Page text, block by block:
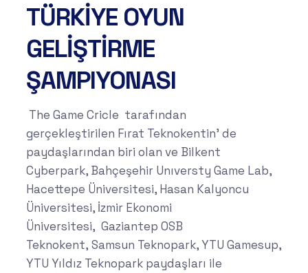
TÜRKİYE OYUN
GELİŞTİRME
ŞAMPIYONASI
The Game Cricle tarafından
gerçekleştirilen Fırat Teknokentin' de
paydaşlarından biri olan ve Bilkent
Cyberpark, Bahçeşehir Unıversty Game Lab,
Hacettepe Üniversitesi, Hasan Kalyoncu
Üniversitesi, İzmir Ekonomi
Üniversitesi, Gaziantep OSB
Teknokent, Samsun Teknopark, YTU Gamesup,
YTU Yıldız Teknopark paydaşları ile